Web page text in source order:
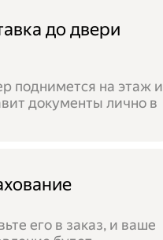
до двери
поднимется на этаж и
документы лично в
его в заказ, и ваше